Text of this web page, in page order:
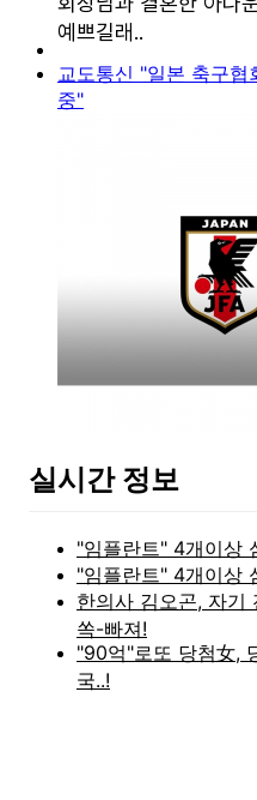
교도통신 "일본 축구
중"
실시간 정보